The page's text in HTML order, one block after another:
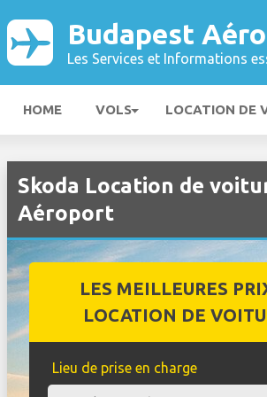
Budapest
Les Services et Informations
HOME VOLS LOCATION DE
Skoda Location de
Aéroport
LES MEILLEURES
LOCATION DE
Lieu de prise en charge